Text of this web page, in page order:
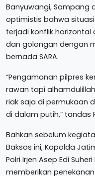
Banyuwangi, Sampang
optimistis bahwa
terjadi konflik
dan golongan dengan
bernada SARA.
“Pengamanan pilpres
rawan tapi
riak saja di permukaan
di dalam putih,” tandas
Bahkan sebelum
Baksos ini, Kapolda
Polri Irjen Asep Edi
memberikan